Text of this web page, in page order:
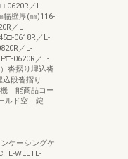
0620R／L-
幅壁厚(㎜)116-
／L-
0618R／L-
／L-
0620R／L-
沓摺り埋込沓
段沓摺り
機 能商品コー
ルド空 錠
ケーシングケ
WEETL-